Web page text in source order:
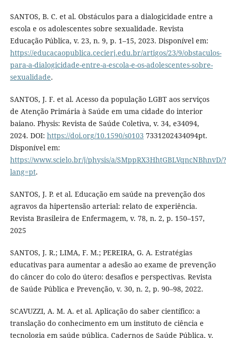
SANTOS, B. C. et al. Obstáculos para a dialogicidade entre a
escola e os adolescentes sobre sexualidade. Revista
Educação Pública, v. 23, n. 9, p. 1–15, 2023. Disponível em:
https://educacaopublica.cecierj.edu.br/artigos/23/9/obstaculos-
para-a-dialogicidade-entre-a-escola-e-os-adolescentes-sobre-
sexualidade.
SANTOS, J. F. et al. Acesso da população LGBT aos serviços
de Atenção Primária à Saúde em uma cidade do interior
baiano. Physis: Revista de Saúde Coletiva, v. 34, e34094,
2024. DOI: https://doi.org/10.1590/s0103 7331202434094pt.
Disponível em:
https://www.scielo.br/j/physis/a/SMppRX3HhtGBLVqncNBhnvD/?
lang=pt.
SANTOS, J. P. et al. Educação em saúde na prevenção dos
agravos da hipertensão arterial: relato de experiência.
Revista Brasileira de Enfermagem, v. 78, n. 2, p. 150–157,
2025
SANTOS, J. R.; LIMA, F. M.; PEREIRA, G. A. Estratégias
educativas para aumentar a adesão ao exame de prevenção
do câncer do colo do útero: desafios e perspectivas. Revista
de Saúde Pública e Prevenção, v. 30, n. 2, p. 90–98, 2022.
SCAVUZZI, A. M. A. et al. Aplicação do saber científico: a
translação do conhecimento em um instituto de ciência e
tecnologia em saúde pública. Cadernos de Saúde Pública, v.